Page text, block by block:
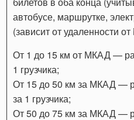
автобусе, маршрутке,
(зависит от удаленности
От 1 до 15 км от МКАД —
1 грузчика;
От 15 до 50 км за МКАД —
за 1 грузчика;
От 50 до 75 км за МКАД —